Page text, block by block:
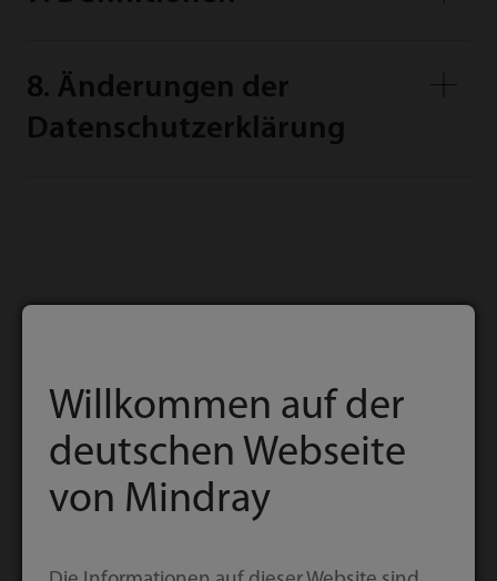
8. Änderungen der
Datenschutzerklärung
Downloads
Mindray Compliance Whitepaper zur
Willkommen auf der
deutschen Webseite
von Mindray